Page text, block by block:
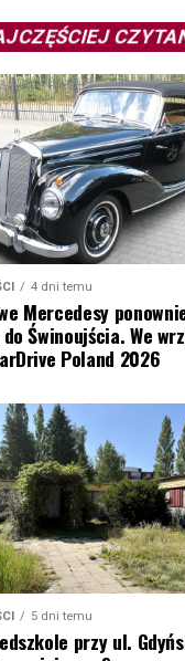
4 dni temu
Mercedesy
Świnoujścia. We
Poland 2026
5 dni temu
przy ul.